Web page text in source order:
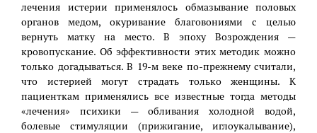
лечения истерии применялось обмазывание половых
органов медом, окуривание благовониями с целью
вернуть матку на место. В эпоху Возрождения —
кровопускание. Об эффективности этих методик можно
только догадываться. В 19-м веке по-прежнему считали,
что истерией могут страдать только женщины. К
пациенткам применялись все известные тогда методы
«лечения» психики — обливания холодной водой,
болевые стимуляции (прижигание, иглоукалывание),